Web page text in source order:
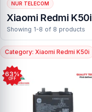
NUR TELECOM
Xiaomi Redmi K50i
Showing 1-8 of 8 products
Category: Xiaomi Redmi K50i
63%
OFF